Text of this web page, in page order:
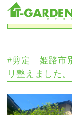
施工実績
#剪定 姫路市
リ整えました。